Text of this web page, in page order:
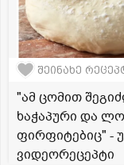
შეინახე
"ამ ცომით
ხაჭაპური და
ფირფიტებიც" -
ვიდეორეცეპტი